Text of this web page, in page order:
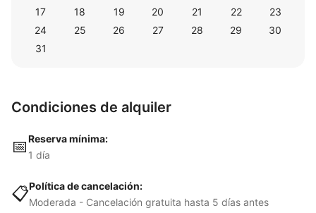
17
18 19 20 21 22
23
24
25 26 27 28 29
30
31
Condiciones de alquiler
📅Reserva mínima:
1 día
📋Política de cancelación:
Moderada - Cancelación gratuita hasta 5 días antes